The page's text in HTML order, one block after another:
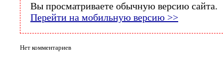
Вы просматриваете обычную версию сайта.
Перейти на мобильную версию >>
Нет комментариев